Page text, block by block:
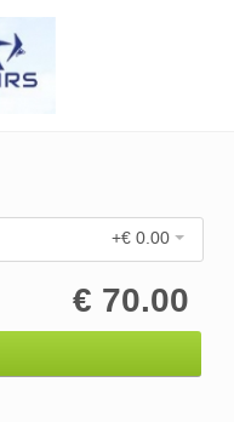
+€ 0.00
€ 70.00